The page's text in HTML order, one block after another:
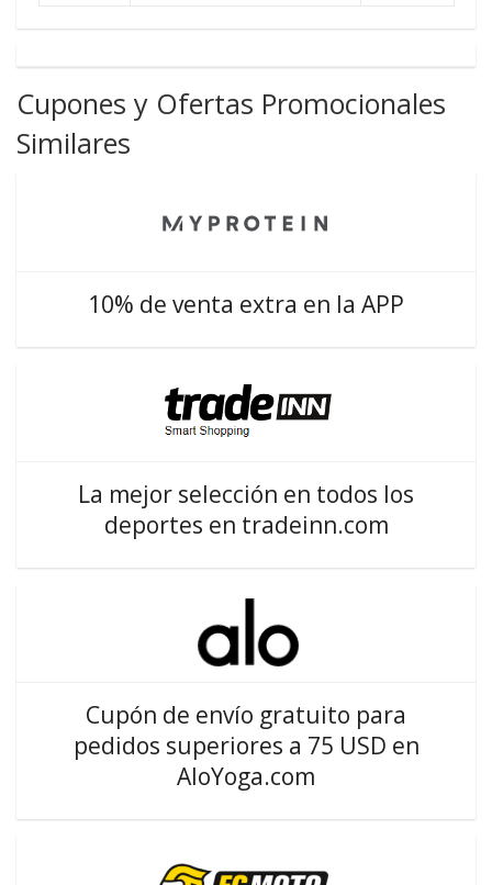
Cupones y Ofertas Promocionales
Similares
10% de venta extra en la APP
La mejor selección en todos los
deportes en tradeinn.com
Cupón de envío gratuito para
pedidos superiores a 75 USD en
AloYoga.com